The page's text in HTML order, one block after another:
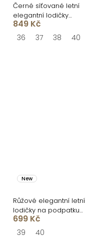
Černé síťované letní
elegantní lodičky
STRIDENO
849 Kč
36 37 38 40
New
Růžové elegantní letní
lodičky na podpatku
FLEXITA
699 Kč
39 40